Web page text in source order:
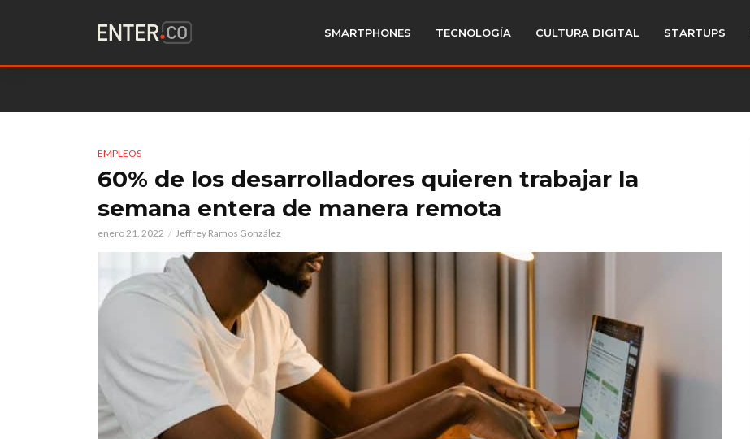
SMARTPHONES TECNOLOGÍA CULTURA DIGITAL STARTUPS
EMPLEOS
60% de los desarrolladores quieren trabajar la
semana entera de manera remota
enero 21, 2022 Jeffrey Ramos González